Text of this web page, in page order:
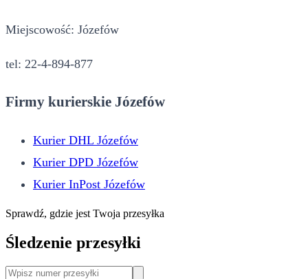
Miejscowość: Józefów
tel: 22-4-894-877
Firmy kurierskie Józefów
Kurier DHL Józefów
Kurier DPD Józefów
Kurier InPost Józefów
Sprawdź, gdzie jest Twoja przesyłka
Śledzenie przesyłki